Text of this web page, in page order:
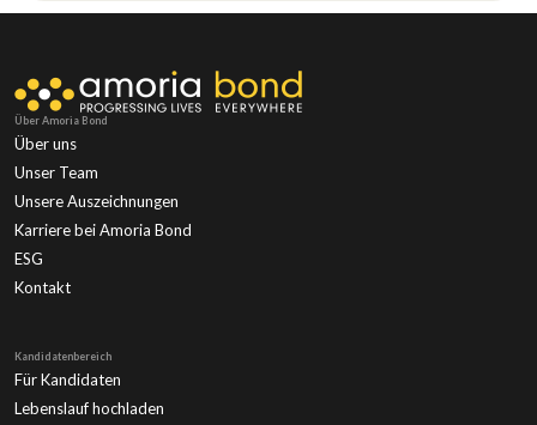
Über Amoria Bond
Über uns
Unser Team
Unsere Auszeichnungen
Karriere bei Amoria Bond
ESG
Kontakt
Kandidatenbereich
Für Kandidaten
Lebenslauf hochladen